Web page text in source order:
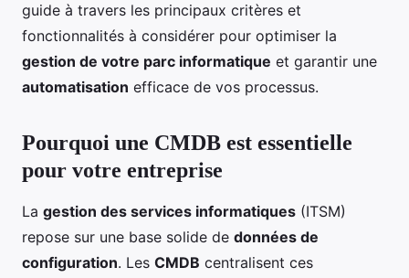
guide à travers les principaux critères et
fonctionnalités à considérer pour optimiser la
gestion de votre parc informatique et garantir une
automatisation efficace de vos processus.
Pourquoi une CMDB est essentielle
pour votre entreprise
La gestion des services informatiques (ITSM)
repose sur une base solide de données de
configuration. Les CMDB centralisent ces